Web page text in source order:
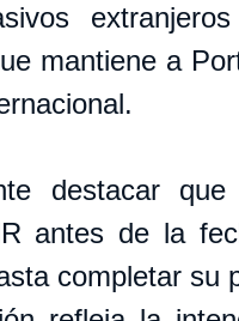
mantiene a
destacar
antes de la
completar su